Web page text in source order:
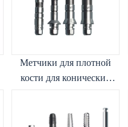
Метчики для плотной
кости для конических